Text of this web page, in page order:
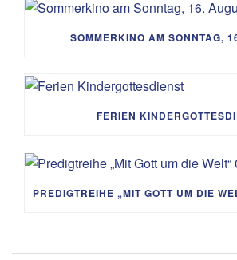
SOMMERKINO AM SONNTAG,
FERIEN